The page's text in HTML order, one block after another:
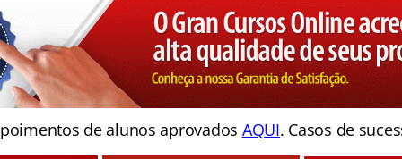
de alunos aprovados AQUI. Casos de